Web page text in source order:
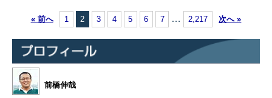
ト…
« 前へ 1 2 3 4 5 6 7 … 2,217 次へ »
前橋伸哉